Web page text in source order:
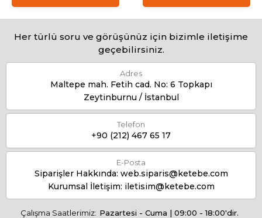
Her türlü soru ve görüşünüz için bizimle iletişime
geçebilirsiniz.
Adres
Maltepe mah. Fetih cad. No: 6 Topkapı
Zeytinburnu / İstanbul
Telefon
+90 (212) 467 65 17
E-Posta
Siparişler Hakkında: web.siparis@ketebe.com
Kurumsal İletişim: iletisim@ketebe.com
Çalışma Saatlerimiz: Pazartesi - Cuma | 09:00 - 18:00'dir.